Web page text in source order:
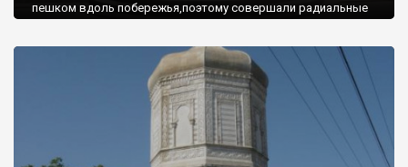
пешком вдоль побережья,поэтому совершали радиальные